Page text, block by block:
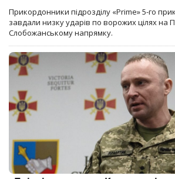
Прикордонники підрозділу «Prime» 5-го
завдали низку ударів по ворожих цілях на
Слобожанському напрямку.